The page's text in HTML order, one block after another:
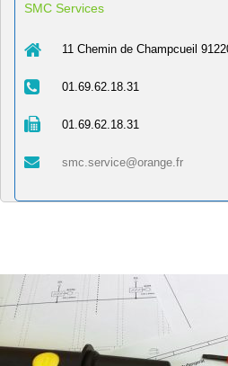
SMC Services
11 Chemin de Champcueil
01.69.62.18.31
01.69.62.18.31
smc.service@orange.fr